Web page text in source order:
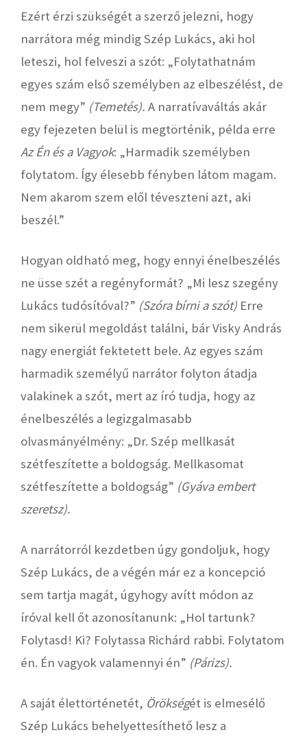
Ezért érzi szükségét a szerző jelezni, hogy
narrátora még mindig Szép Lukács, aki hol
leteszi, hol felveszi a szót: „Folytathatnám
egyes szám első személyben az elbeszélést, de
nem megy” (Temetés). A narratívaváltás akár
egy fejezeten belül is megtörténik, példa erre
Az Én és a Vagyok: „Harmadik személyben
folytatom. Így élesebb fényben látom magam.
Nem akarom szem elől téveszteni azt, aki
beszél.”
Hogyan oldható meg, hogy ennyi énelbeszélés
ne üsse szét a regényformát? „Mi lesz szegény
Lukács tudósítóval?” (Szóra bírni a szót) Erre
nem sikerül megoldást találni, bár Visky András
nagy energiát fektetett bele. Az egyes szám
harmadik személyű narrátor folyton átadja
valakinek a szót, mert az író tudja, hogy az
énelbeszélés a legizgalmasabb
olvasmányélmény: „Dr. Szép mellkasát
szétfeszítette a boldogság. Mellkasomat
szétfeszítette a boldogság” (Gyáva embert
szeretsz).
A narrátorról kezdetben úgy gondoljuk, hogy
Szép Lukács, de a végén már ez a koncepció
sem tartja magát, úgyhogy avítt módon az
íróval kell őt azonosítanunk: „Hol tartunk?
Folytasd! Ki? Folytassa Richárd rabbi. Folytatom
én. Én vagyok valamennyi én” (Párizs).
A saját élettörténetét, Örökségét is elmesélő
Szép Lukács behelyettesíthető lesz a